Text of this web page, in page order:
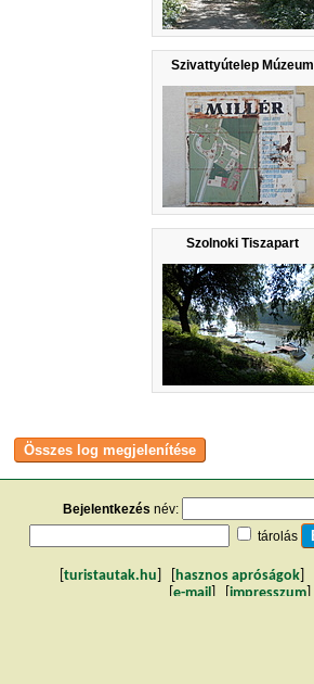
Szivattyútelep Múzeum
Szolnoki Tiszapart
Bejelentkezés név:
tárolás
turistautak.hu hasznos apróságok
[e-mail] [impresszum]